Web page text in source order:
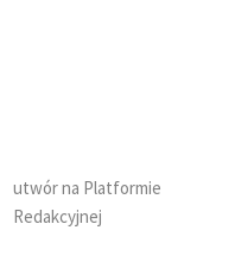
utwór na Platformie
Redakcyjnej